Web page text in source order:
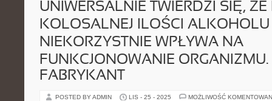
UNIWERSALNIE TWIERDZI SIĘ, ŻE
KOLOSALNEJ ILOŚCI ALKOHOLU
NIEKORZYSTNIE WPŁYWA NA
FUNKCJONOWANIE
FABRYKANT
POSTED BY ADMIN LIS - 25 - 2025 MOŻLIWOŚĆ